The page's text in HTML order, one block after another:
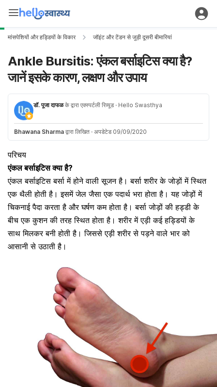
मांसपेशियों और हड्डियों के विकार जॉइंट और टेंडन से जुड़ी दूसरी बीमारियां
Ankle Bursitis: एंकल बर्साइटिस क्या है?
जानें इसके कारण, लक्षण और उपाय
डॉ. पूजा दाफळके द्वारा एक्स्पर्टली रिव्यूड · Hello Swasthya
Bhawana Sharma द्वारा लिखित · अपडेटेड 09/09/2020
परिचय
एंकल बर्साइटिस क्या है?
एंकल बर्साइटिस बर्सा में होने वाली सूजन है। बर्सा शरीर के जोड़ों में स्थित
एक थैली होती है। इसमें जेल जैसा एक पदार्थ भरा होता है। यह जोड़ों में
चिकनाई पैदा करता है और घर्षण कम होता है। बर्सा जोड़ों की हड्डी के ​
बीच एक कुशन की तरह स्थित होता है। शरीर में एड़ी कई हड्डियों के
साथ मिलकर बनी होती है। जिससे एड़ी शरीर से पड़ने वाले भार को
आसानी से उठाती है।